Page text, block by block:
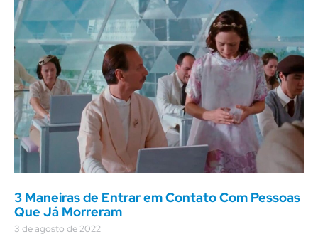
3 Maneiras de Entrar em Contato Com Pessoas
Que Já Morreram
3 de agosto de 2022